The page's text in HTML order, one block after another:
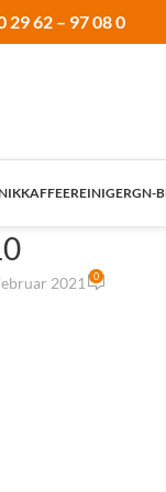
62 – 97 08 0
KAFFEEREINIGERGN-
2021 0